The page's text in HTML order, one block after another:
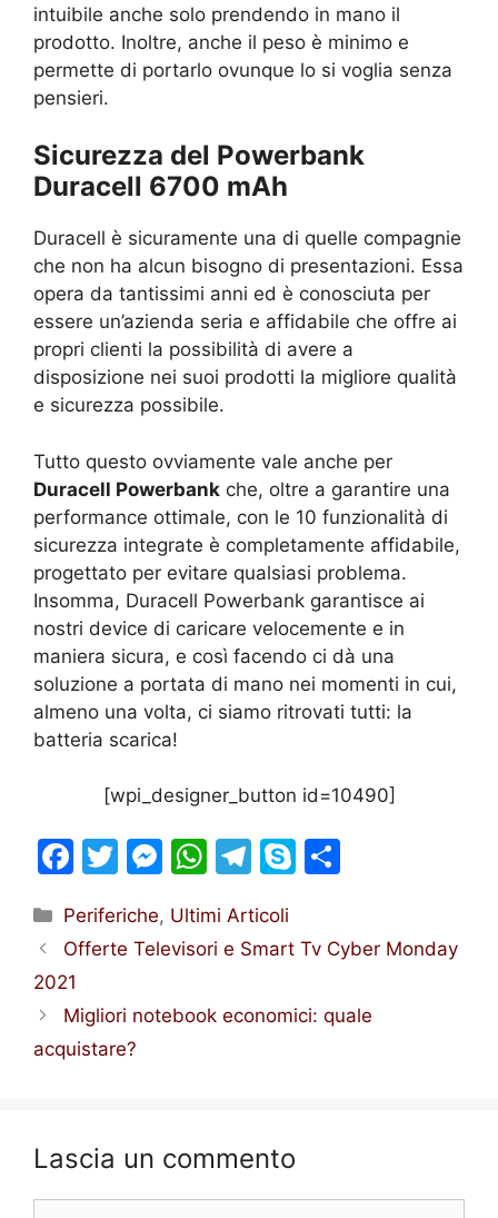
intuibile anche solo prendendo in mano il
prodotto. Inoltre, anche il peso è minimo e
permette di portarlo ovunque lo si voglia senza
pensieri.
Sicurezza del Powerbank
Duracell 6700 mAh
Duracell è sicuramente una di quelle compagnie
che non ha alcun bisogno di presentazioni. Essa
opera da tantissimi anni ed è conosciuta per
essere un’azienda seria e affidabile che offre ai
propri clienti la possibilità di avere a
disposizione nei suoi prodotti la migliore qualità
e sicurezza possibile.
Tutto questo ovviamente vale anche per
Duracell Powerbank che, oltre a garantire una
performance ottimale, con le 10 funzionalità di
sicurezza integrate è completamente affidabile,
progettato per evitare qualsiasi problema.
Insomma, Duracell Powerbank garantisce ai
nostri device di caricare velocemente e in
maniera sicura, e così facendo ci dà una
soluzione a portata di mano nei momenti in cui,
almeno una volta, ci siamo ritrovati tutti: la
batteria scarica!
[wpi_designer_button id=10490]
F
c
e
b
o
o
T
itt
er
M
s
s
e
n
W
at
s
A
p
T
e
gr
m
S
p
e
e
Categorie
Periferiche, Ultimi Articoli
Offerte Televisori e Smart Tv Cyber Monday
2021
Migliori notebook economici: quale
acquistare?
Lascia un commento